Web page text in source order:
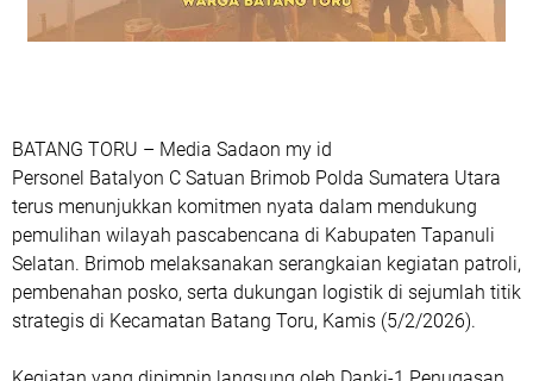
BATANG TORU – Media Sadaon my id
Personel Batalyon C Satuan Brimob Polda Sumatera Utara
terus menunjukkan komitmen nyata dalam mendukung
pemulihan wilayah pascabencana di Kabupaten Tapanuli
Selatan. Brimob melaksanakan serangkaian kegiatan patroli,
pembenahan posko, serta dukungan logistik di sejumlah titik
strategis di Kecamatan Batang Toru, Kamis (5/2/2026).